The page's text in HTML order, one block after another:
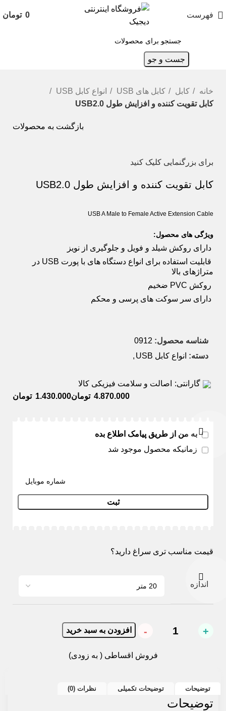
فهرست 0 تومان
جست و جو
خانه کابل کابل های USB
انواع کابل USB
کابل تقویت کننده و افزایش طول USB2.0
بازگشت به محصولات
برای بزرگنمایی کلیک کنید
کابل تقویت کننده و افزایش طول USB2.0
USB A Male to Female Active Extension Cable
ویژگی های محصول:
دارای روکش شیلد و فویل و جلوگیری از نویز
قابلیت استفاده برای انواع دستگاه های با پورت USB در
متراژهای بالا
روکش PVC ضخیم
دارای سر سوکت های پرسی و محکم
شناسه محصول: 0912
دسته: انواع کابل USB ,
گارانتی:
اصالت و سلامت فیزیکی کالا
تومان
تومان
به من از طریق پیامک اطلاع بده
زمانیکه محصول موجود شد
ثبت
قیمت مناسب تری سراغ دارید؟
اندازه
افزودن به سبد خرید
فروش اقساطی ( به زودی)
توضیحات توضیحات تکمیلی نظرات (0)
توضیحات